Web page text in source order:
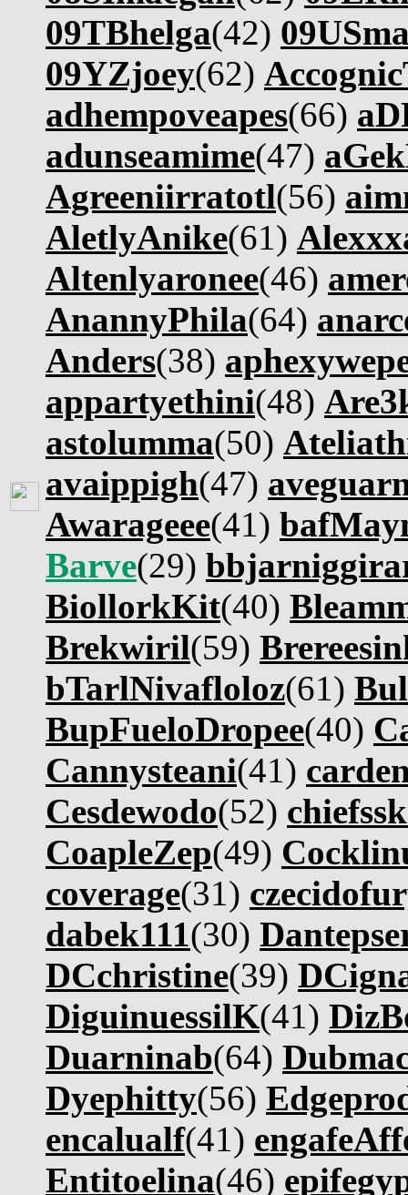
09TBhelga(42)
09YZjoey(62)
adhempoveapes(66)
adunseamime(47)
Agreeniirratotl(56)
AletlyAnike(61)
Altenlyaronee(46)
AnannyPhila(64)
Anders(38)
appartyethini(48)
astolumma(50)
avaippigh(47)
Awarageee(41)
Barve(29)
BiollorkKit(40)
Brekwiril(59)
bTarlNivafloloz(61)
BupFueloDropee(40)
Cannysteani(41)
Cesdewodo(52)
CoapleZep(49)
coverage(31)
dabek111(30)
DCchristine(39)
DiguinuessilK(41)
Duarninab(64)
Dyephitty(56)
encalualf(41)
Entitoelina(46)